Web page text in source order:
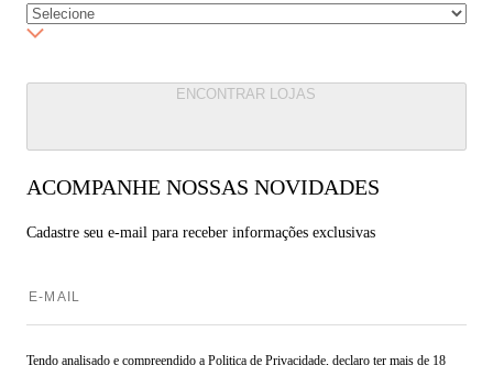
ENCONTRAR LOJAS
ACOMPANHE NOSSAS NOVIDADES
Cadastre seu e-mail para receber informações exclusivas
Tendo analisado e compreendido a Politica de Privacidade, declaro ter mais de 18